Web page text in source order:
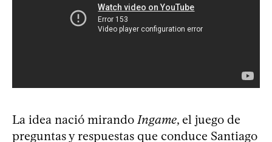
La idea nació mirandoIngame, el juego de
preguntas y respuestas que conduce Santiago